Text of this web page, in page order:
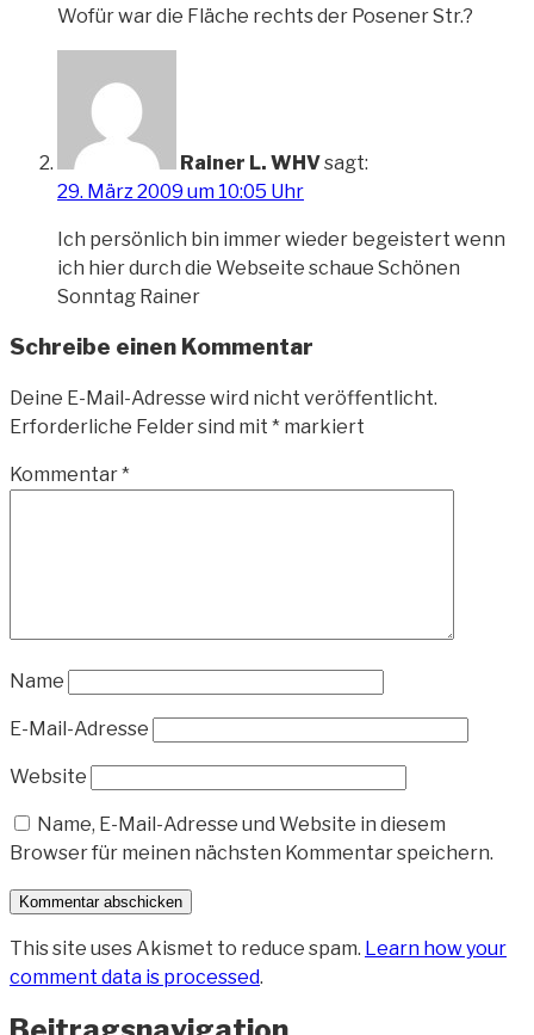
Wofür war die Fläche rechts der Posener Str.?
Rainer L. WHVsagt:
29. März 2009 um 10:05 Uhr
Ich persönlich bin immer wieder begeistert wenn
ich hier durch die Webseite schaue Schönen
Sonntag Rainer
Schreibe einen Kommentar
Deine E-Mail-Adresse wird nicht veröffentlicht.
Erforderliche Felder sind mit * markiert
Kommentar*
Name
E-Mail-Adresse
Website
Name, E-Mail-Adresse und Website in diesem
Browser für meinen nächsten Kommentar speichern.
This site uses Akismet to reduce spam. Learn how your
comment data is processed.